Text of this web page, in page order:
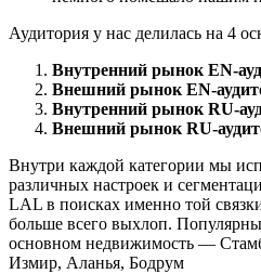
Аудитория у нас делилась на 4
Внутренний рынок EN-
Внешний рынок EN-
Внутренний рынок RU-
Внешний рынок RU-
Внутри каждой категории мы
различных настроек и
LAL в поисках именно той
больше всего выхлоп.
основном недвижимость —
Измир, Аланья, Бодрум